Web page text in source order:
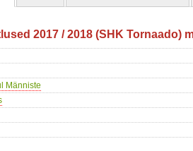
2017 / 2018 (SHK Tornaado)
Männiste